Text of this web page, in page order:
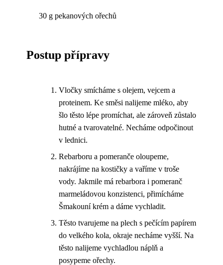
30 g pekanových ořechů
Postup přípravy
Vločky smícháme s olejem, vejcem a
proteinem. Ke směsi nalijeme mléko, aby
šlo těsto lépe promíchat, ale zároveň zůstalo
hutné a tvarovatelné. Necháme odpočinout
v lednici.
Rebarboru a pomeranče oloupeme,
nakrájíme na kostičky a vaříme v troše
vody. Jakmile má rebarbora i pomeranč
marmeládovou konzistenci, přimícháme
Šmakouní krém a dáme vychladit.
Těsto tvarujeme na plech s pečícím papírem
do velkého kola, okraje necháme vyšší. Na
těsto nalijeme vychladlou náplň a
posypeme ořechy.